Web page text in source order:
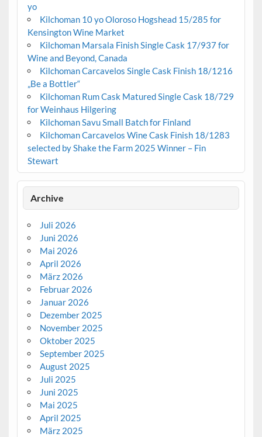
yo
Kilchoman 10 yo Oloroso Hogshead 15/285 for
Kensington Wine Market
Kilchoman Marsala Finish Single Cask 17/937 for
Wine and Beyond, Canada
Kilchoman Carcavelos Single Cask Finish 18/1216
„Be a Bottler“
Kilchoman Rum Cask Matured Single Cask 18/729
for Weinhaus Hilgering
Kilchoman Savu Small Batch for Finland
Kilchoman Carcavelos Wine Cask Finish 18/1283
selected by Shake the Farm 2025 Winner – Fin
Stewart
Archive
Juli 2026
Juni 2026
Mai 2026
April 2026
März 2026
Februar 2026
Januar 2026
Dezember 2025
November 2025
Oktober 2025
September 2025
August 2025
Juli 2025
Juni 2025
Mai 2025
April 2025
März 2025